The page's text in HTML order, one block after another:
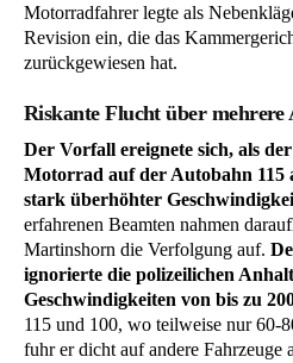
Motorradfahrer legte als
Revision ein, die das
zurückgewiesen hat.
Riskante Flucht über mehrere
Der Vorfall ereignete sich, als
Motorrad auf der Autobahn 115
stark überhöhter
erfahrenen Beamten nahmen
Martinshorn die Verfolgung auf.
ignorierte die polizeilichen
Geschwindigkeiten von bis zu
115 und 100, wo teilweise nur 60-
fuhr er dicht auf andere Fahrzeuge